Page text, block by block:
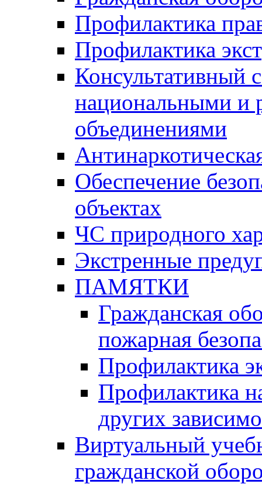
Профилактика
Профилактика
Консультативный
национальными и
объединениями
Обеспечение
объектах
ЧС природного
Экстренные
ПАМЯТКИ
Гражданская
пожарная
Профилактика
Профилактика
других
Виртуальный
гражданской